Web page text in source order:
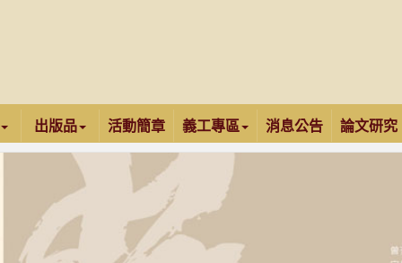
出版品 活動簡章 義工專區 消息公告 論文研究